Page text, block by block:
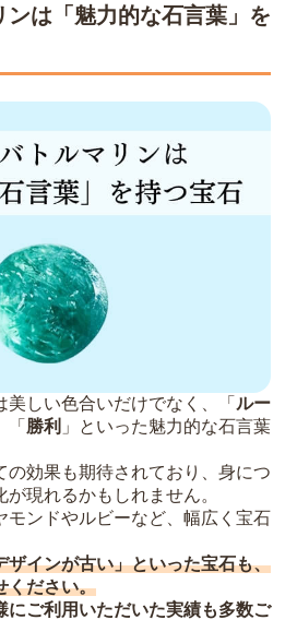
ンは「魅力的な石言葉」を
しい色合いだけでなく、「 ルー
「 勝利 」といった魅力的な石言葉
の効果も期待されており、身につ
現れるかもしれません。
モンドやルビーなど、幅広く宝石
ザインが古い」といった宝石も、
ください。
にご利用いただいた実績も多数ご